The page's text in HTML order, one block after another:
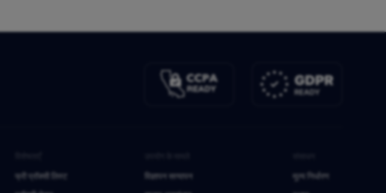
फ्री प्रॉक्सी लिस्ट
विज्ञापन सत्यापन
मूल्य निर्धारण